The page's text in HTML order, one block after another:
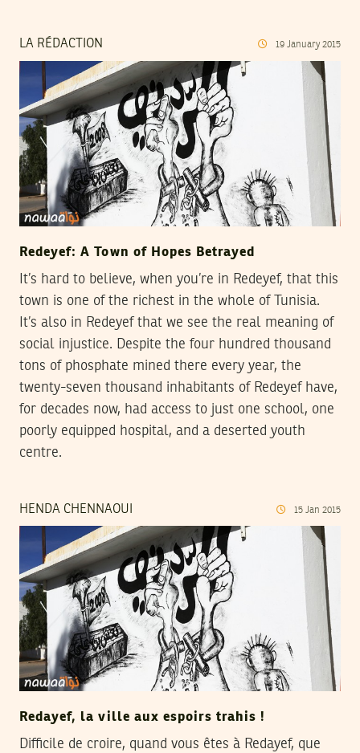
LA RÉDACTION 19 January 2015
Redeyef: A Town of Hopes Betrayed
It’s hard to believe, when you’re in Redeyef, that this
town is one of the richest in the whole of Tunisia.
It’s also in Redeyef that we see the real meaning of
social injustice. Despite the four hundred thousand
tons of phosphate mined there every year, the
twenty-seven thousand inhabitants of Redeyef have,
for decades now, had access to just one school, one
poorly equipped hospital, and a deserted youth
centre.
HENDA CHENNAOUI 15 Jan 2015
Redayef, la ville aux espoirs trahis !
Difficile de croire, quand vous êtes à Redayef, que